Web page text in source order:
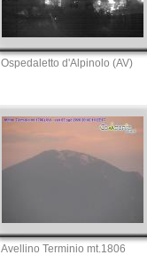
Ospedaletto d'Alpinolo (AV)
Avellino Terminio mt.1806